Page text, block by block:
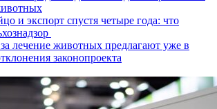
и экспорт спустя четыре года: что
лечение животных предлагают уже в
законопроекта